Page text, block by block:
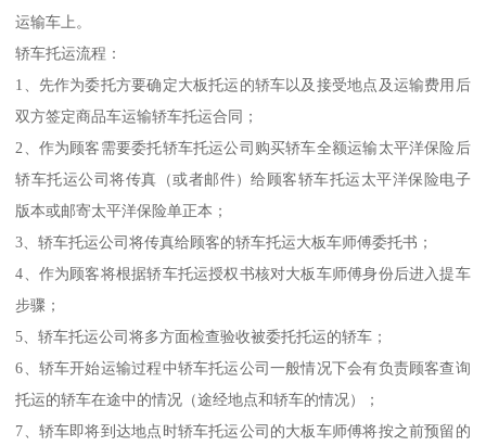
运输车上。
轿车托运流程：
1、先作为委托方要确定大板托运的轿车以及接受地点及运输费用后
双方签定商品车运输轿车托运合同；
2、作为顾客需要委托轿车托运公司购买轿车全额运输太平洋保险后
轿车托运公司将传真（或者邮件）给顾客轿车托运太平洋保险电子
版本或邮寄太平洋保险单正本；
3、轿车托运公司将传真给顾客的轿车托运大板车师傅委托书；
4、作为顾客将根据轿车托运授权书核对大板车师傅身份后进入提车
步骤；
5、轿车托运公司将多方面检查验收被委托托运的轿车；
6、轿车开始运输过程中轿车托运公司一般情况下会有负责顾客查询
托运的轿车在途中的情况（途经地点和轿车的情况）；
7、轿车即将到达地点时轿车托运公司的大板车师傅将按之前预留的